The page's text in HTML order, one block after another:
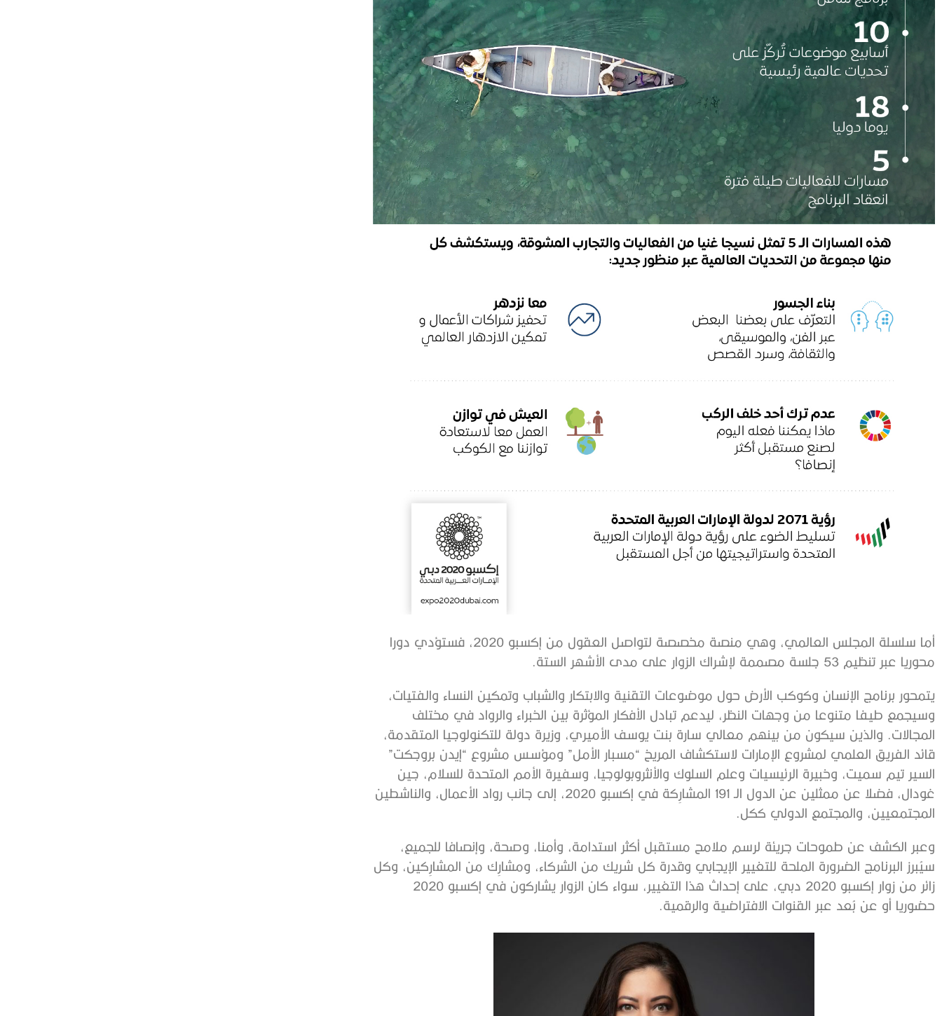
أما سلسلة المجلس العالمي، وهي منصة مخصصة لتواصل العقول من إكسبو 2020، فستؤدي دورا
محوريا عبر تنظيم 53 جلسة مصممة لإشراك الزوار على مدى الأشهر الستة.
يتمحور برنامج الإنسان وكوكب الأرض حول موضوعات التقنية والابتكار والشباب وتمكين النساء والفتيات،
وسيجمع طيفا متنوعا من وجهات النظر، ليدعم تبادل الأفكار المؤثرة بين الخبراء والرواد في مختلف
المجالات. والذين سيكون من بينهم معالي سارة بنت يوسف الأميري، وزيرة دولة للتكنولوجيا المتقدمة،
قائد الفريق العلمي لمشروع الإمارات لاستكشاف المريخ “مسبار الأمل” ومؤسس مشروع “إيدن بروجكت”
السير تيم سميت، وخبيرة الرئيسيات وعلم السلوك والأنثروبولوجيا، وسفيرة الأمم المتحدة للسلام، جين
غودال، فضلا عن ممثلين عن الدول الـ 191 المشارِكة في إكسبو 2020، إلى جانب رواد الأعمال، والناشطين
المجتمعيين، والمجتمع الدولي ككل.
وعبر الكشف عن طموحات جريئة لرسم ملامح مستقبل أكثر استدامة، وأمنا، وصحة، وإنصافا للجميع،
سيُبرز البرنامج الضرورة الملحة للتغيير الإيجابي وقدرة كل شريك من الشركاء، ومشارِك من المشارِكين، وكل
زائر من زوار إكسبو 2020 دبي، على إحداث هذا التغيير، سواء كان الزوار يشاركون في إكسبو 2020
حضوريا أو عن بُعد عبر القنوات الافتراضية والرقمية.